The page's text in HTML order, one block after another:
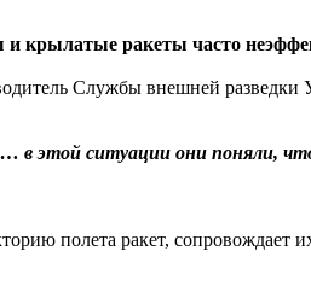
и крылатые ракеты часто
Службы внешней разведки
в этой ситуации они поняли,
полета ракет, сопровождает